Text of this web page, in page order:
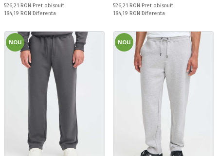
Pret obisnuit:
526,21 RON Pret obisnuit
Спестявате:
184,19 RON Diferenta
Pret obisnuit:
526,21 RON Pret obisnuit
Спестявате:
184,19 RON Diferenta
NOU NOU